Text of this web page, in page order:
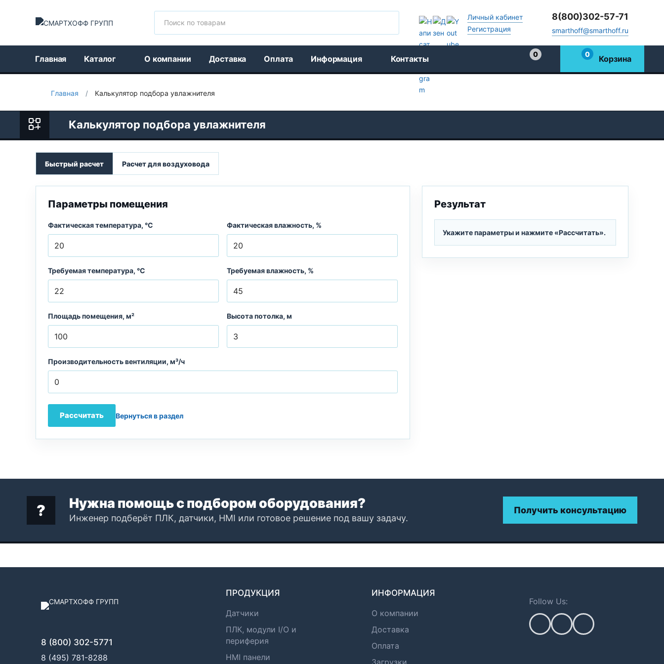
Личный кабинет
Регистрация
8(800)302-57-71
smarthoff@smarthoff.ru
Главная Каталог О компании Доставка Оплата Информация Контакты
0
0 Корзина
Главная / Калькулятор подбора увлажнителя
Калькулятор подбора увлажнителя
Быстрый расчет Расчет для воздуховода
Параметры помещения
Фактическая температура, °C Фактическая влажность, %
Требуемая температура, °C Требуемая влажность, %
Площадь помещения, м² Высота потолка, м
Производительность вентиляции, м³/ч
Рассчитать Вернуться в раздел
Результат
Укажите параметры и нажмите «Рассчитать».
Нужна помощь с подбором оборудования?
Инженер подберёт ПЛК, датчики, HMI или готовое решение под вашу задачу.
Получить консультацию
8 (800) 302-5771
8 (495) 781-8288
ПРОДУКЦИЯ
Датчики
ПЛК, модули I/O и
периферия
HMI панели
ИНФОРМАЦИЯ
О компании
Доставка
Оплата
Загрузки
Follow Us: